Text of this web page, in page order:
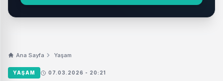
Ana Sayfa Yaşam
YAŞAM 07.03.2026 - 20:21